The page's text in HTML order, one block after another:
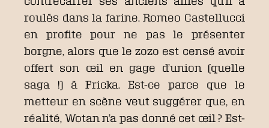
roulés dans la farine. Romeo Castellucci
en profite pour ne pas le présenter
borgne, alors que le zozo est censé avoir
offert son œil en gage d’union (quelle
saga !) à Fricka. Est-ce parce que le
metteur en scène veut suggérer que, en
réalité, Wotan n’a pas donné cet œil ? Est-